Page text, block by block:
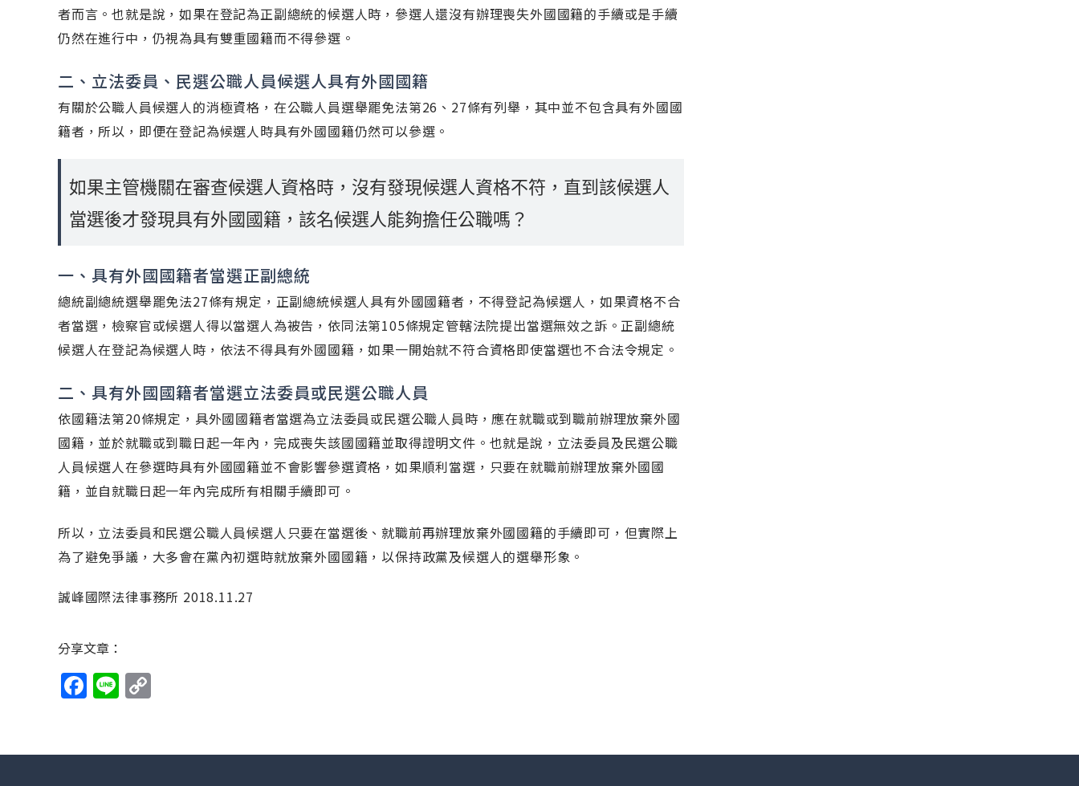
者而言。也就是說，如果在登記為正副總統的候選人時，參選人還沒有辦理喪失外國國籍的手續或是手續
仍然在進行中，仍視為具有雙重國籍而不得參選。
二、立法委員、民選公職人員候選人具有外國國籍
有關於公職人員候選人的消極資格，在公職人員選舉罷免法第26、27條有列舉，其中並不包含具有外國國
籍者，所以，即便在登記為候選人時具有外國國籍仍然可以參選。
如果主管機關在審查候選人資格時，沒有發現候選人資格不符，直到該候選人
當選後才發現具有外國國籍，該名候選人能夠擔任公職嗎？
一、具有外國國籍者當選正副總統
總統副總統選舉罷免法27條有規定，正副總統候選人具有外國國籍者，不得登記為候選人，如果資格不合
者當選，檢察官或候選人得以當選人為被告，依同法第105條規定管轄法院提出當選無效之訴。正副總統
候選人在登記為候選人時，依法不得具有外國國籍，如果一開始就不符合資格即使當選也不合法令規定。
二、具有外國國籍者當選立法委員或民選公職人員
依國籍法第20條規定，具外國國籍者當選為立法委員或民選公職人員時，應在就職或到職前辦理放棄外國
國籍，並於就職或到職日起一年內，完成喪失該國國籍並取得證明文件。也就是說，立法委員及民選公職
人員候選人在參選時具有外國國籍並不會影響參選資格，如果順利當選，只要在就職前辦理放棄外國國
籍，並自就職日起一年內完成所有相關手續即可。
所以，立法委員和民選公職人員候選人只要在當選後、就職前再辦理放棄外國國籍的手續即可，但實際上
為了避免爭議，大多會在黨內初選時就放棄外國國籍，以保持政黨及候選人的選舉形象。
誠峰國際法律事務所 2018.11.27
分享文章：
Facebook
Line